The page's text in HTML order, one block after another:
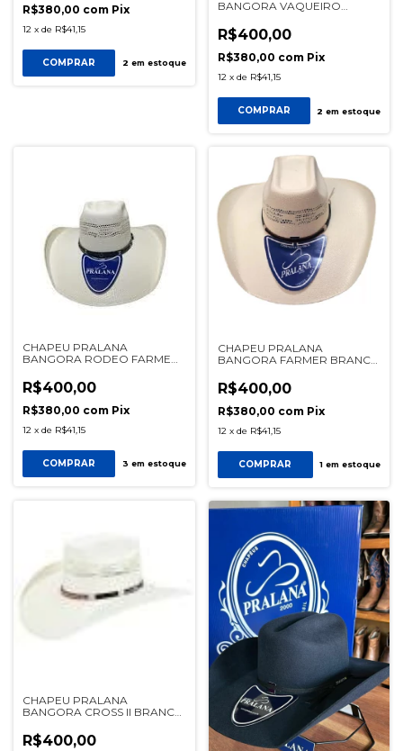
R$380,00 com Pix
12 x de R$41,15
COMPRAR 2 em estoque
BANGORA VAQUEIRO
R$400,00
R$380,00 com Pix
12 x de R$41,15
COMPRAR 2 em estoque
CHAPEU PRALANA
BANGORA RODEO FARMER
R$400,00
R$380,00 com Pix
12 x de R$41,15
COMPRAR 3 em estoque
CHAPEU PRALANA
BANGORA FARMER BRANCO
R$400,00
R$380,00 com Pix
12 x de R$41,15
COMPRAR 1 em estoque
CHAPEU PRALANA
BANGORA CROSS II BRANCO
R$400,00